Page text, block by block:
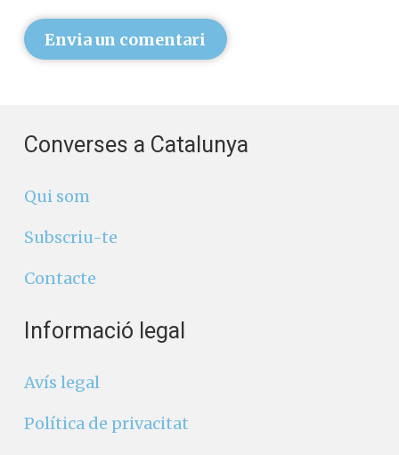
Envia un comentari
Converses a Catalunya
Qui som
Subscriu-te
Contacte
Informació legal
Avís legal
Política de privacitat